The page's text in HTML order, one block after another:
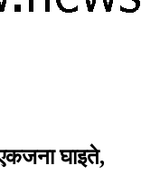
एकजना घाइते,